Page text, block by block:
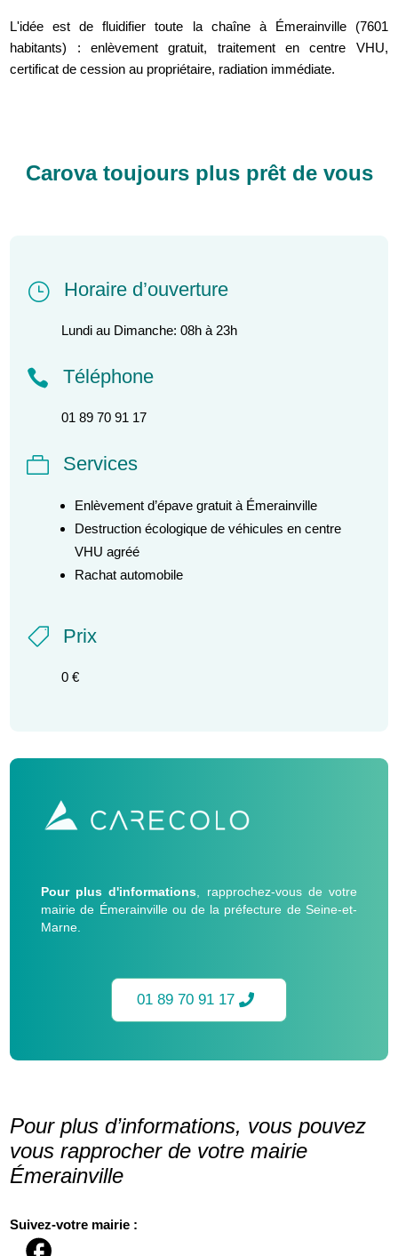
L'idée est de fluidifier toute la chaîne à Émerainville (7601
habitants) : enlèvement gratuit, traitement en centre VHU,
certificat de cession au propriétaire, radiation immédiate.
Carova toujours plus prêt de vous
} Horaire d’ouverture
Lundi au Dimanche: 08h à 23h
 Téléphone
01 89 70 91 17
 Services
Enlèvement d’épave gratuit à Émerainville
Destruction écologique de véhicules en centre
VHU agréé
Rachat automobile
 Prix
0 €
Pour plus d'informations , rapprochez-vous de votre
mairie de Émerainville ou de la préfecture de Seine-et-
Marne.
01 89 70 91 17
Pour plus d’informations, vous pouvez
vous rapprocher de votre mairie
Émerainville
Suivez-votre mairie :